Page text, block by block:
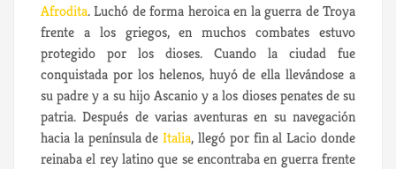
Afrodita. Luchó de forma heroica en la guerra de Troya
frente a los griegos, en muchos combates estuvo
protegido por los dioses. Cuando la ciudad fue
conquistada por los helenos, huyó de ella llevándose a
su padre y a su hijo Ascanio y a los dioses penates de su
patria. Después de varias aventuras en su navegación
hacia la península deItalia, llegó por fin al Lacio donde
reinaba el rey latino que se encontraba en guerra frente